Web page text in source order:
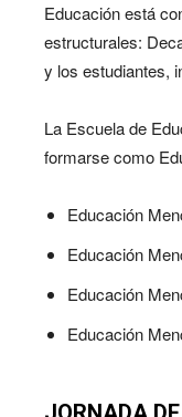
Educación está
estructurales:
y los estudiantes,
La Escuela de
formarse como
Educación
Educación
Educación
Educación